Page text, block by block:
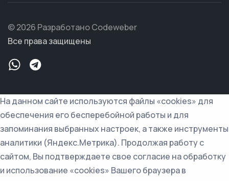
© 2026 Разработано Codeweber
Все права защищены
На данном сайте используются файлы «cookies» для
обеспечения его бесперебойной работы и для
запоминания выбранных настроек, а также инструменты
аналитики (Яндекс.Метрика). Продолжая работу с
сайтом, Вы подтверждаете свое согласие на обработку
и использование «cookies» Вашего браузера в